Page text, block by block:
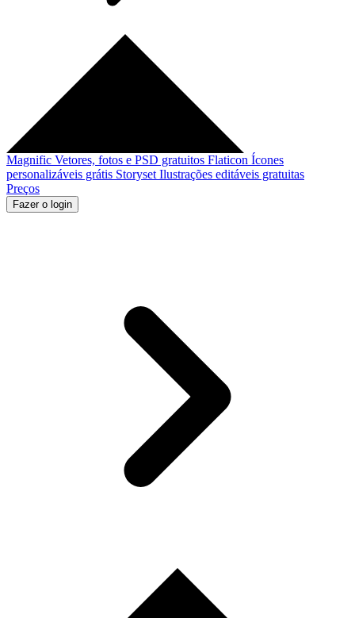
Magnific Vetores, fotos e PSD gratuitos Flaticon Ícones
personalizáveis grátis Storyset Ilustrações editáveis gratuitas
Preços
Fazer o login